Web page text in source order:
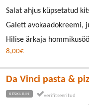
Salat ahjus küpsetatud
Galett avokaadokreemi,
Hilise ärkaja
8,00€
Da Vinci pasta &
KESKLINN